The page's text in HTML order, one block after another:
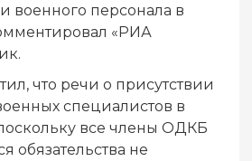
военного персонала в
«РИА
что речи о присутствии
специалистов в
поскольку все члены ОДКБ
обязательства не